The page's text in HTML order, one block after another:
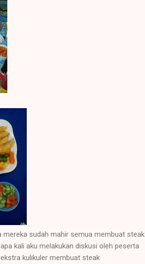
mereka sudah mahir semua membuat steak
kali aku melakukan diskusi oleh peserta
kulikuler membuat steak